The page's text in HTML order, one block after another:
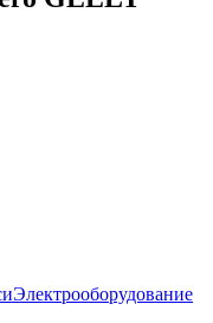
Электрооборудование